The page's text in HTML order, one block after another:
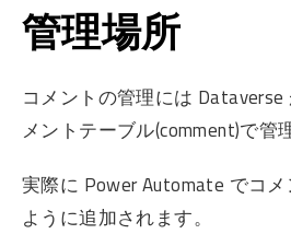
管理場所
コメントの管理には
メントテーブル(comment)で管
実際に Power Automate でコ
ように追加されます。